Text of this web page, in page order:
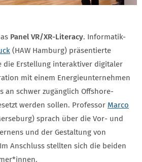
Panel VR/XR-Literacy. Informatik-
(HAW Hamburg) präsentierte
die Erstellung interaktiver digitaler
mit einem Energieunternehmen
an schwer zugänglich Offshore-
werden sollen. Professor Marco
sprach über die Vor- und
und der Gestaltung von
Anschluss stellten sich die beiden